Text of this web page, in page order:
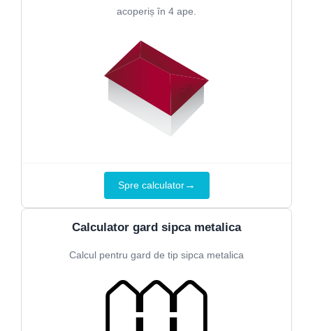
acoperiș în 4 ape.
Spre calculator→
Calculator gard sipca metalica
Calcul pentru gard de tip sipca metalica